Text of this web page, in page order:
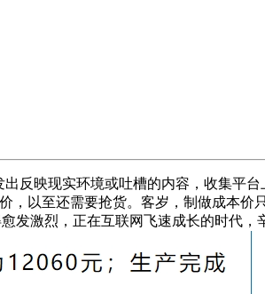
映现实环境或吐槽的内容，收集平台
以至还需要抢货。客岁，制做成本价
发激烈，正在互联网飞速成长的时代，